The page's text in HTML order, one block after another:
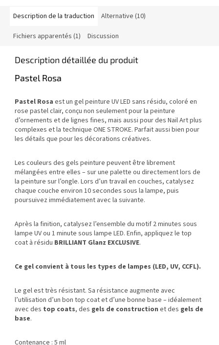
Description de la traduction Alternative (10)
Fichiers apparentés (1) Discussion
Description détaillée du produit
Pastel Rosa
Pastel Rosa est un gel peinture UV LED sans résidu, coloré en
rose pastel clair, conçu non seulement pour la peinture
d’ornements et de lignes fines, mais aussi pour des Nail Art plus
complexes et la technique ONE STROKE. Parfait aussi bien pour
les détails que pour les décorations créatives.
Les couleurs des gels peinture peuvent être librement
mélangées entre elles – sur une palette ou directement lors de
la peinture sur l’ongle. Lors d’un travail en couches, catalysez
chaque couche environ 10 secondes sous la lampe, puis
poursuivez immédiatement avec la suivante.
Après la finition, catalysez l’ensemble du motif 2 minutes sous
lampe UV ou 1 minute sous lampe LED. Enfin, appliquez le top
coat à résidu BRILLIANT Glanz EXCLUSIVE.
Ce gel convient à tous les types de lampes (LED, UV, CCFL).
Le gel est très résistant. Sa résistance augmente avec
l’utilisation d’un bon top coat et d’une bonne base – idéalement
avec des top coats, des gels de construction et des gels de
base.
Contenance : 5 ml